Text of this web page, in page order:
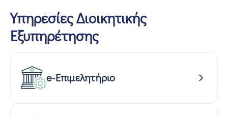
Υπηρεσίες Διοικητικής
Εξυπηρέτησης
e-Επιμελητήριο